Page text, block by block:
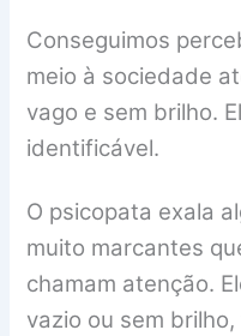
Conseguimos
meio à sociedade
vago e sem brilho.
identificável.
O psicopata exala
muito marcantes
chamam atenção.
vazio ou sem